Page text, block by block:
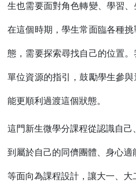
生也需要面對角色轉變、學習、
在這個時期，學生常面臨各種
態，需要探索尋找自己的位置
單位資源的指引，鼓勵學生參
能更順利過渡這個狀態。
這門新生微學分課程從認識自
到屬於自己的同儕團體、身心
等面向為課程設計，讓大一、大